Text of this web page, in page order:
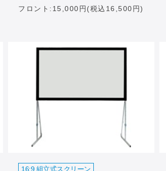
フロント:15,000円(税込16,500円)
16:9 組立式スクリーン